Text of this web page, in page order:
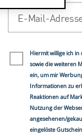
4,
Apotheke
9,
im Lidl
157,
E-Mail-Adresse
Newsletter
Hiermit willige ich in
sowie die weiteren
ein, um mir
Informationen zu
Reaktionen auf
Nutzung der
angesehenen/
eingelöste